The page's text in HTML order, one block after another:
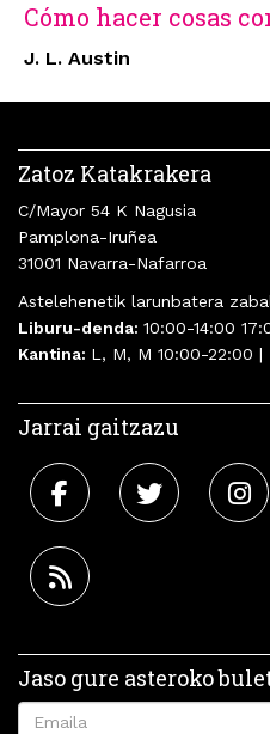
Cómo hacer cosas
J. L. Austin
Zatoz Katakrakera
C/Mayor 54 K Nagusia
Pamplona-Iruñea
31001 Navarra-Nafarroa
Astelehenetik larunbatera
Liburu-denda: 10:00-14:00
Kantina: L, M, M 10:00-22:00 |
Jarrai gaitzazu
Jaso gure asteroko